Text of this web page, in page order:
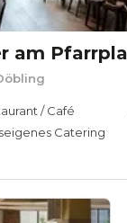
/ Café
Catering